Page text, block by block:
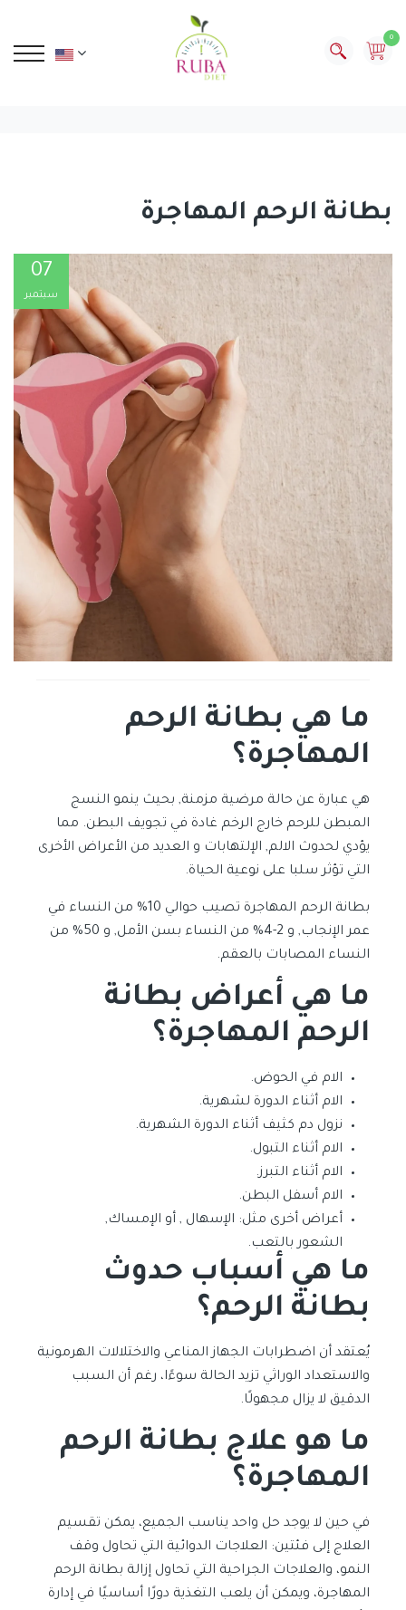
0
بطانة الرحم المهاجرة
07
سبتمبر
ما هي بطانة الرحم
المهاجرة؟
هي عبارة عن حالة مرضية مزمنة, بحيث ينمو النسج
المبطن للرحم خارج الرخم غادة في تجويف البطن. مما
يؤدي لحدوث الالم, الإلتهابات و العديد من الأعراض الأخرى
التي تؤثر سلبا على نوعية الحياة.
بطانة الرحم المهاجرة تصيب حوالي 10% من النساء في
عمر الإنجاب, و 2-4% من النساء بسن الأمل, و 50% من
النساء المصابات بالعقم.
ما هي أعراض بطانة
الرحم المهاجرة؟
الام في الحوض.
الام أثناء الدورة لشهرية.
نزول دم كثيف أثناء الدورة الشهرية.
الام أثناء التبول.
الام أثناء التبرز.
الام أسفل البطن.
أعراض أخرى مثل: الإسهال , أو الإمساك,
الشعور بالتعب.
ما هي أسباب حدوث
بطانة الرحم؟
يُعتقد أن اضطرابات الجهاز المناعي والاختلالات الهرمونية
والاستعداد الوراثي تزيد الحالة سوءًا، رغم أن السبب
الدقيق لا يزال مجهولًا.
ما هو علاج بطانة الرحم
المهاجرة؟
في حين لا يوجد حل واحد يناسب الجميع، يمكن تقسيم
العلاج إلى فئتين: العلاجات الدوائية التي تحاول وقف
النمو، والعلاجات الجراحية التي تحاول إزالة بطانة الرحم
المهاجرة، ويمكن أن يلعب التغذية دورًا أساسيًا في إدارة